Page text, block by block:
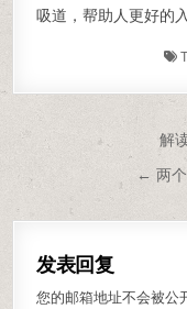
吸道，帮助人更好的入
文章导航
解
← 两个
发表回复
您的邮箱地址不会被公